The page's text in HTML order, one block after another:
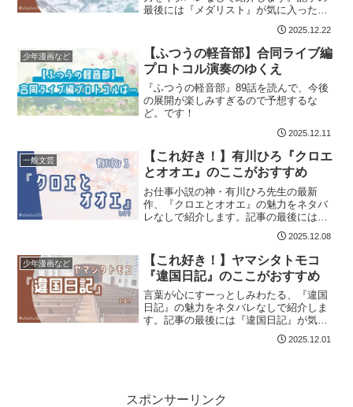
最後には『メダリスト』が気に入った方
におすすめの作品も紹介しています。
2025.12.22
少年漫画など
【ふつうの軽音部】合同ライブ編
プロトコル演奏のゆくえ
『ふつうの軽音部』89話を読んで、今後
の展開が楽しみすぎるので予想するな
ど。です！
2025.12.11
一般文芸
【これ好き！】有川ひろ『クロエ
とオオエ』のここがおすすめ
お仕事小説の神・有川ひろ先生の最新
作、『クロエとオオエ』の魅力をネタバ
レなしで紹介します。記事の最後には
『クロエとオオエ』が気に入った方にお
すすめの作品も紹介しています。2025.12.08
少年漫画など
【これ好き！】ヤマシタトモコ
『違国日記』のここがおすすめ
言葉が心にすーっとしみわたる、『違国
日記』の魅力をネタバレなしで紹介しま
す。記事の最後には『違国日記』が気に
入った方におすすめの作品も紹介してい
2025.12.01
スポンサーリンク